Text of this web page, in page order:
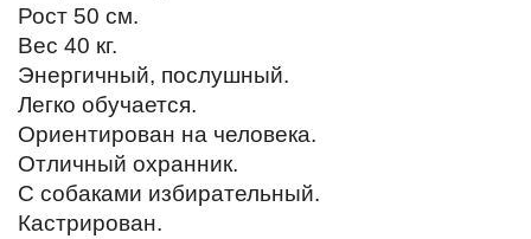
Рост 50 см.
Вес 40 кг.
Энергичный, послушный.
Легко обучается.
Ориентирован на человека.
Отличный охранник.
С собаками избирательный.
Кастрирован.